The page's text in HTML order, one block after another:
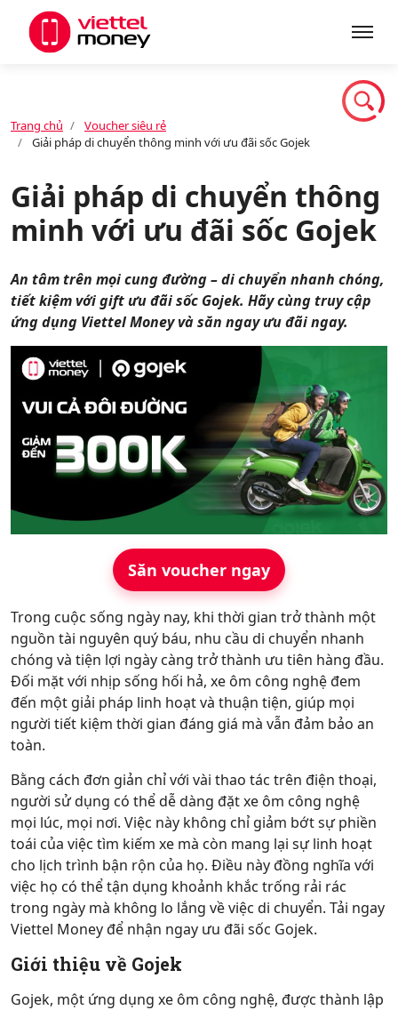
Dịch vụ
Tin tức
Khuyến mãi
Hỗ trợ
Trang chủ
Voucher siêu rẻ
Giải pháp di chuyển thông minh với ưu đãi sốc Gojek
Giải pháp di chuyển thông
minh với ưu đãi sốc Gojek
An tâm trên mọi cung đường – di chuyển nhanh chóng,
tiết kiệm với gift ưu đãi sốc Gojek. Hãy cùng truy cập
ứng dụng Viettel Money và săn ngay ưu đãi ngay.
Săn voucher ngay
Trong cuộc sống ngày nay, khi thời gian trở thành một
nguồn tài nguyên quý báu, nhu cầu di chuyển nhanh
chóng và tiện lợi ngày càng trở thành ưu tiên hàng đầu.
Đối mặt với nhịp sống hối hả, xe ôm công nghệ đem
đến một giải pháp linh hoạt và thuận tiện, giúp mọi
người tiết kiệm thời gian đáng giá mà vẫn đảm bảo an
toàn.
Bằng cách đơn giản chỉ với vài thao tác trên điện thoại,
người sử dụng có thể dễ dàng đặt xe ôm công nghệ
mọi lúc, mọi nơi. Việc này không chỉ giảm bớt sự phiền
toái của việc tìm kiếm xe mà còn mang lại sự linh hoạt
cho lịch trình bận rộn của họ. Điều này đồng nghĩa với
việc họ có thể tận dụng khoảnh khắc trống rải rác
trong ngày mà không lo lắng về việc di chuyển. Tải ngay
Viettel Money để nhận ngay ưu đãi sốc Gojek.
Giới thiệu về Gojek
Gojek, một ứng dụng xe ôm công nghệ, được thành lập